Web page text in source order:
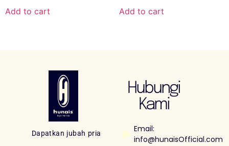
Add to cart Add to cart
Dapatkan jubah pria
Hubungi
Kami
Email:
info@hunaisOfficial.com